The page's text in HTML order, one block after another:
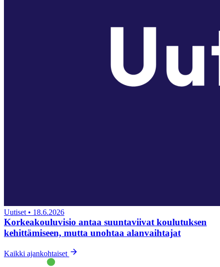
Uutiset • 18.6.2026
Korkeakouluvisio antaa suuntaviivat koulutuksen
kehittämiseen, mutta unohtaa alanvaihtajat
Kaikki ajankohtaiset